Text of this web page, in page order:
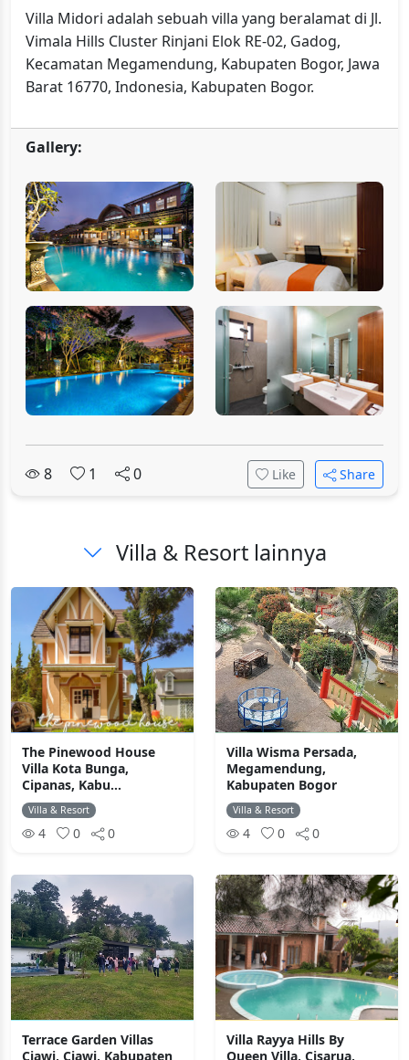
Villa Midori adalah sebuah villa yang beralamat di Jl.
Vimala Hills Cluster Rinjani Elok RE-02, Gadog,
Kecamatan Megamendung, Kabupaten Bogor, Jawa
Barat 16770, Indonesia, Kabupaten Bogor.
Gallery:
8 1 0 Like Share
Villa & Resort lainnya
The Pinewood House
Villa Kota Bunga,
Cipanas, Kabu...
Villa & Resort
4 0 0
Villa Wisma Persada,
Megamendung,
Kabupaten Bogor
Villa & Resort
4 0 0
Terrace Garden Villas
Ciawi, Ciawi, Kabupaten
Villa Rayya Hills By
Queen Villa, Cisarua,